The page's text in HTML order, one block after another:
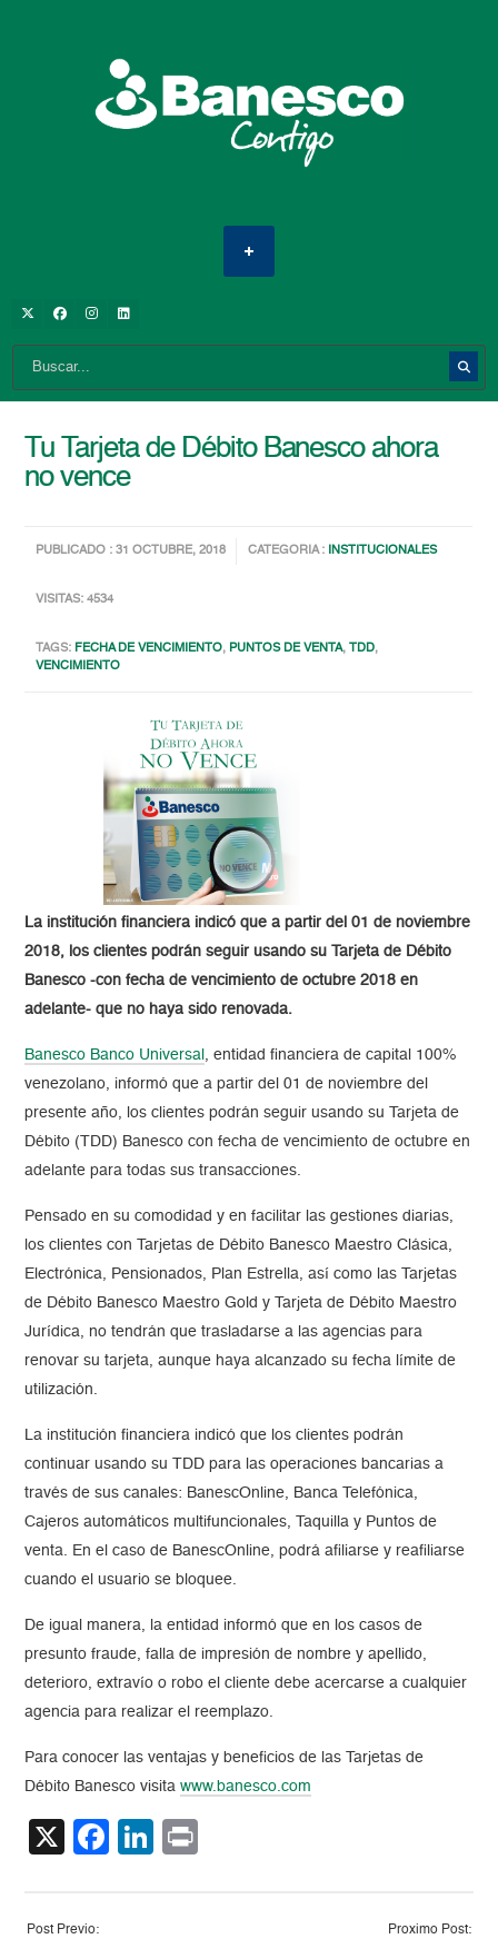
Tu Tarjeta de Débito Banesco ahora
no vence
PUBLICADO : 31 OCTUBRE, 2018 CATEGORIA : INSTITUCIONALES
VISITAS: 4534
TAGS: FECHA DE VENCIMIENTO, PUNTOS DE VENTA, TDD,
VENCIMIENTO
La institución financiera indicó que a partir del 01 de noviembre
2018, los clientes podrán seguir usando su Tarjeta de Débito
Banesco -con fecha de vencimiento de octubre 2018 en
adelante- que no haya sido renovada.
Banesco Banco Universal , entidad financiera de capital 100%
venezolano, informó que a partir del 01 de noviembre del
presente año, los clientes podrán seguir usando su Tarjeta de
Débito (TDD) Banesco con fecha de vencimiento de octubre en
adelante para todas sus transacciones.
Pensado en su comodidad y en facilitar las gestiones diarias,
los clientes con
Tarjetas de Débito Banesco Maestro Clásica,
Electrónica, Pensionados, Plan Estrella, así como las Tarjetas
de Débito Banesco Maestro Gold y Tarjeta de Débito Maestro
Jurídica, no tendrán que trasladarse a las agencias para
renovar su tarjeta, aunque haya alcanzado su fecha límite de
utilización.
La institución financiera indicó que los clientes podrán
continuar usando su TDD para las operaciones bancarias a
través de sus canales: BanescOnline, Banca Telefónica,
Cajeros automáticos multifuncionales, Taquilla y Puntos de
venta. En el caso de BanescOnline, podrá afiliarse y reafiliarse
cuando el usuario se bloquee.
De igual manera, la entidad informó que en los casos de
presunto fraude, falla de impresión de nombre y apellido,
deterioro, extravío o robo el cliente debe acercarse a cualquier
agencia para realizar el reemplazo.
Para conocer las ventajas y beneficios de las Tarjetas de
Débito Banesco visitawww.banesco.com
X Facebook
LinkedIn
Post Previo: Proximo Post: